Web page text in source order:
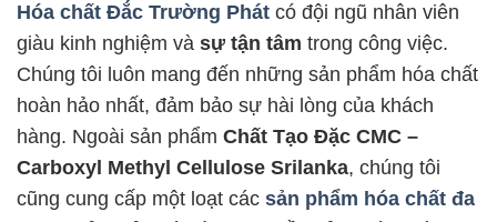
Hóa chất Đắc Trường Phát có đội ngũ nhân viên
giàu kinh nghiệm và sự tận tâm trong công việc.
Chúng tôi luôn mang đến những sản phẩm hóa chất
hoàn hảo nhất, đảm bảo sự hài lòng của khách
hàng. Ngoài sản phẩm Chất Tạo Đặc CMC –
Carboxyl Methyl Cellulose Srilanka, chúng tôi
cũng cung cấp một loạt các sản phẩm hóa chất đa